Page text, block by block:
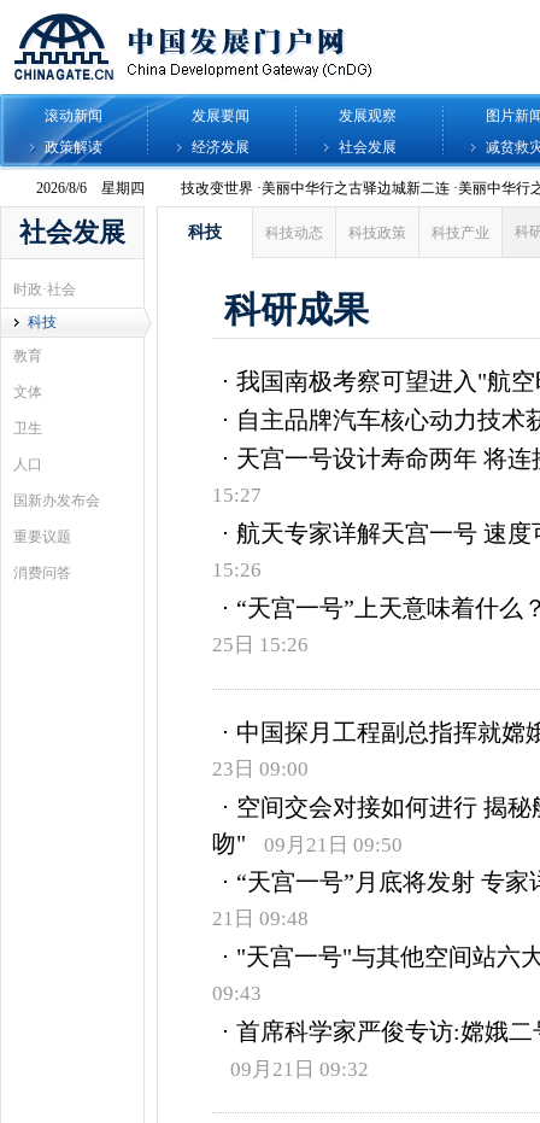
滚动新闻 发展要闻 发展观察
图片新
政策解读
经济发展 社会发展 减贫救
社会发展
时政·社会
科技
教育
文体
卫生
人口
国新办发布会
重要议题
消费问答
科技 科技动态 科技政策 科技产业 科
科研成果
我国南极考察可望进入"航
自主品牌汽车核心动力技术
天宫一号设计寿命两年 将
15:27
航天专家详解天宫一号 速度
15:26
“天宫一号”上天意味着什么
25日 15:26
中国探月工程副总指挥就嫦
23日 09:00
空间交会对接如何进行 揭
吻"
09月21日 09:50
“天宫一号”月底将发射 专
21日 09:48
"天宫一号"与其他空间站六
09:43
首席科学家严俊专访:嫦娥
09月21日 09:32